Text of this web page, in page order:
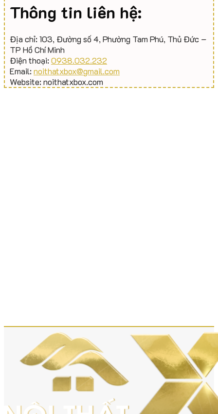
Thông tin liên hệ:
Địa chỉ: 103, Đường số 4, Phường Tam Phú, Thủ Đức –
TP Hồ Chí Minh
Điện thoại:0938.032.232
Email:noithatxbox@gmail.com
Website: noithatxbox.com